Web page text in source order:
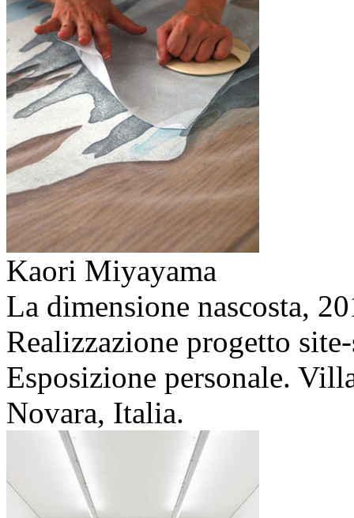
Kaori Miyayama
La dimensione nascosta,
Realizzazione progetto
Esposizione personale.
Novara, Italia.